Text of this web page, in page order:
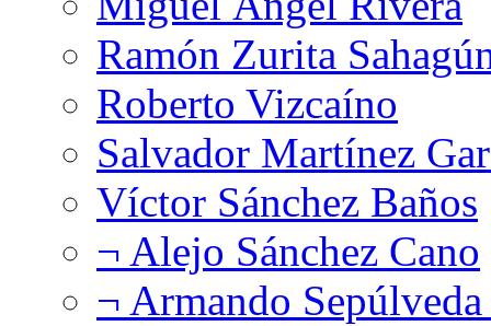
Ramón Zurita
Roberto Vizcaíno
Salvador Martínez
Víctor Sánchez Baños
¬ Alejo Sánchez Cano
¬ Armando